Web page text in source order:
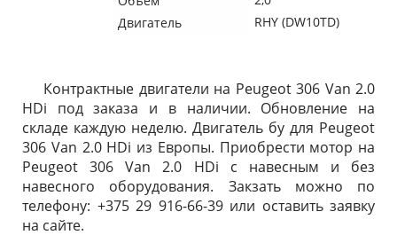
Двигатель
RHY (DW10TD)
Контрактные двигатели на Peugeot 306 Van 2.0
HDi под заказа и в наличии. Обновление на
складе каждую неделю. Двигатель бу для Peugeot
306 Van 2.0 HDi из Европы. Приобрести мотор на
Peugeot 306 Van 2.0 HDi с навесным и без
навесного оборудования. Закзать можно по
телефону: +375 29 916-66-39 или оставить заявку
на сайте.